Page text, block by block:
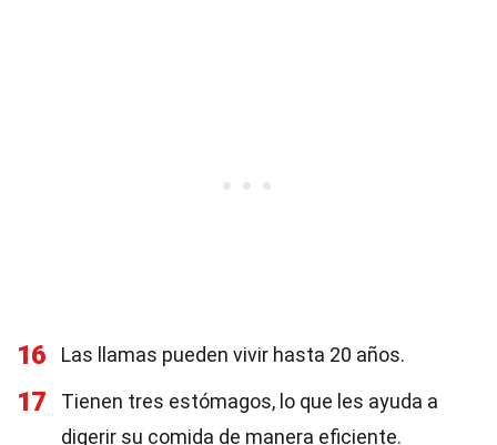
16 Las llamas pueden vivir hasta 20 años.
17
Tienen tres estómagos, lo que les ayuda a
digerir su comida de manera eficiente.